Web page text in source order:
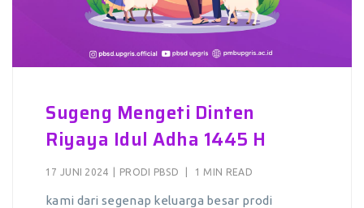
Sugeng Mengeti Dinten
Riyaya Idul Adha 1445 H
17 JUNI 2024 PRODI PBSD 1 MIN READ
kami dari segenap keluarga besar prodi